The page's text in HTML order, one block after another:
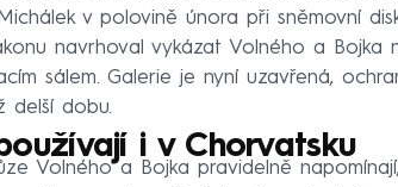
v polovině února při sněmovní
navrhoval vykázat Volného a Bojka
sálem. Galerie je nyní uzavřená,
delší dobu.
i v Chorvatsku
Volného a Bojka pravidelně